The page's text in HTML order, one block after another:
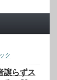
ク
譲らずス